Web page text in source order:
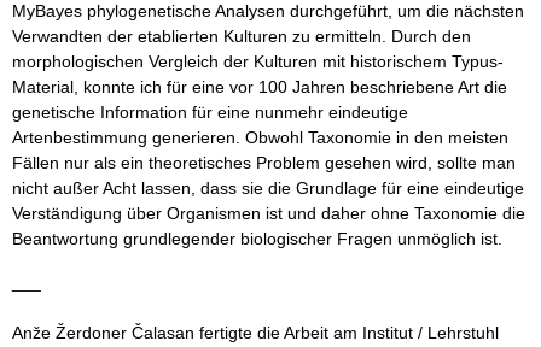
MyBayes phylogenetische Analysen durchgeführt, um die nächsten
Verwandten der etablierten Kulturen zu ermitteln. Durch den
morphologischen Vergleich der Kulturen mit historischem Typus-
Material, konnte ich für eine vor 100 Jahren beschriebene Art die
genetische Information für eine nunmehr eindeutige
Artenbestimmung generieren. Obwohl Taxonomie in den meisten
Fällen nur als ein theoretisches Problem gesehen wird, sollte man
nicht außer Acht lassen, dass sie die Grundlage für eine eindeutige
Verständigung über Organismen ist und daher ohne Taxonomie die
Beantwortung grundlegender biologischer Fragen unmöglich ist.
Anže Žerdoner Čalasan fertigte die Arbeit am Institut / Lehrstuhl